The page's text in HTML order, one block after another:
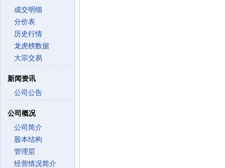
成交明细
分价表
历史行情
龙虎榜数据
大宗交易
新闻资讯
公司公告
公司概况
公司简介
股本结构
管理层
经营情况简介